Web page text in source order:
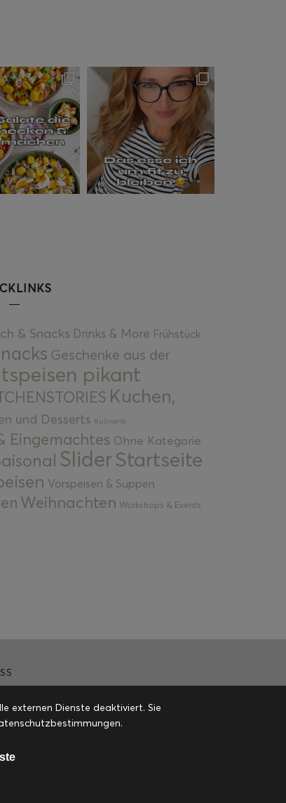
& Snacks Drinks & More Frühstück
Geschenke aus der
pikant
Kuchen,
und Desserts Kulinarik
Eingemachtes Ohne Kategorie
SliderStartseite
Vorspeisen & Suppen
Weihnachten Workshops & Events
externen Dienste deaktiviert. Sie